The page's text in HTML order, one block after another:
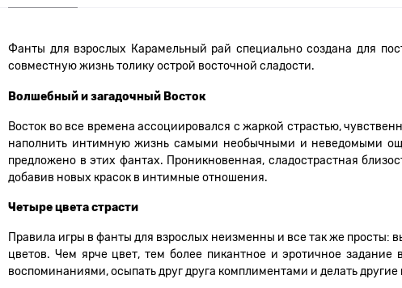
Фанты для взрослых Карамельный рай специально создана для
совместную жизнь толику острой восточной сладости.
Волшебный и загадочный Восток
Восток во все времена ассоциировался с жаркой страстью,
наполнить интимную жизнь самыми необычными и неведомыми
предложено в этих фантах. Проникновенная, сладострастная
добавив новых красок в интимные отношения.
Четыре цвета страсти
Правила игры в фанты для взрослых неизменны и все так же просты:
цветов. Чем ярче цвет, тем более пикантное и эротичное
воспоминаниями, осыпать друг друга комплиментами и делать